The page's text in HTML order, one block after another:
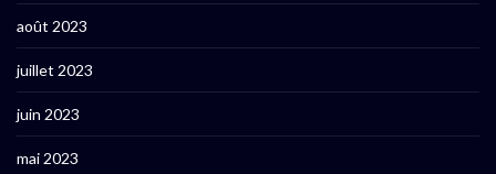
août 2023
juillet 2023
juin 2023
mai 2023